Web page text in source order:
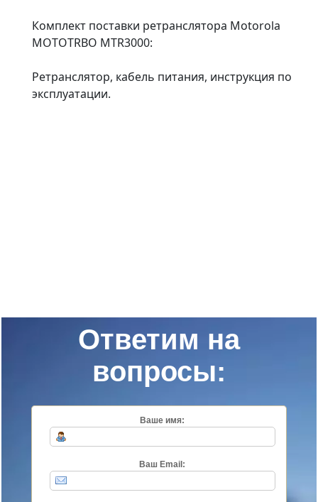
Комплект поставки ретранслятора Motorola
MOTOTRBO MTR3000:
Ретранслятор, кабель питания, инструкция по
эксплуатации.
Ответим на
вопросы:
Ваше имя:
Ваш Email: